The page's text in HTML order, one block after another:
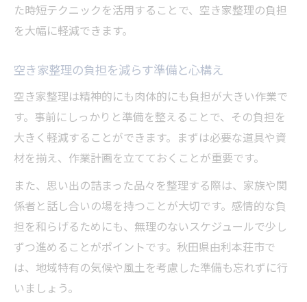
た時短テクニックを活用することで、空き家整理の負担
を大幅に軽減できます。
空き家整理の負担を減らす準備と心構え
空き家整理は精神的にも肉体的にも負担が大きい作業で
す。事前にしっかりと準備を整えることで、その負担を
大きく軽減することができます。まずは必要な道具や資
材を揃え、作業計画を立てておくことが重要です。
また、思い出の詰まった品々を整理する際は、家族や関
係者と話し合いの場を持つことが大切です。感情的な負
担を和らげるためにも、無理のないスケジュールで少し
ずつ進めることがポイントです。秋田県由利本荘市で
は、地域特有の気候や風土を考慮した準備も忘れずに行
いましょう。